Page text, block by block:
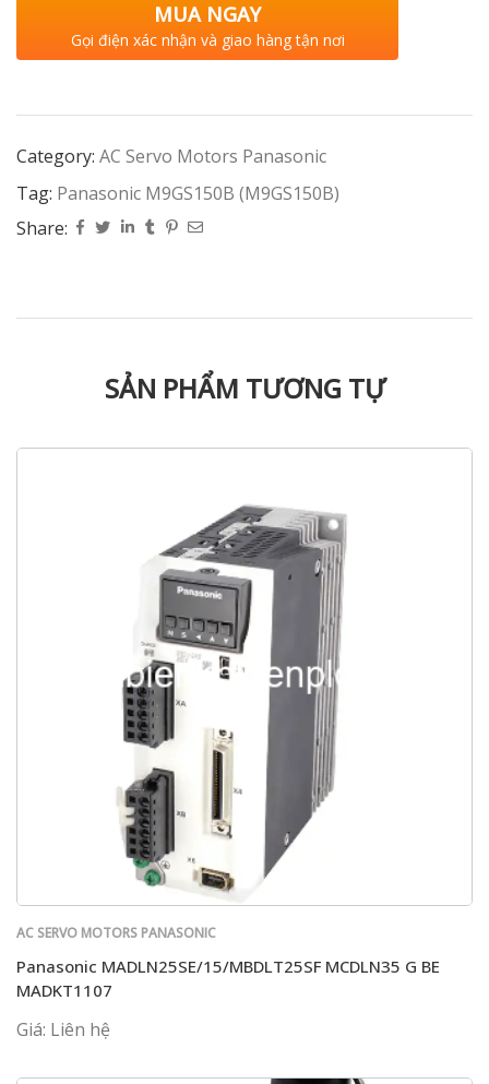
MUA NGAY
Gọi điện xác nhận và giao hàng tận nơi
Category: AC Servo Motors Panasonic
Tag: Panasonic M9GS150B (M9GS150B)
Share:
SẢN PHẨM TƯƠNG TỰ
AC SERVO MOTORS PANASONIC
Panasonic MADLN25SE/15/MBDLT25SF MCDLN35 G BE
MADKT1107
Giá: Liên hệ